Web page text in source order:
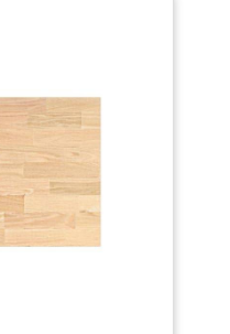
cm, cette table de cuisine est
polyvalente : utilisez-la comme
table de petit-déjeuner, comme bar
à café pour la machine à café et les
accessoires, ou comme table de bar
pour servir des boissons… à vous de
voir ! [Ne vacille pas] Les pieds
réglables assurent la stabilité de
cette étagère industrielle, elle ne
vacille pas quand vous y posez des